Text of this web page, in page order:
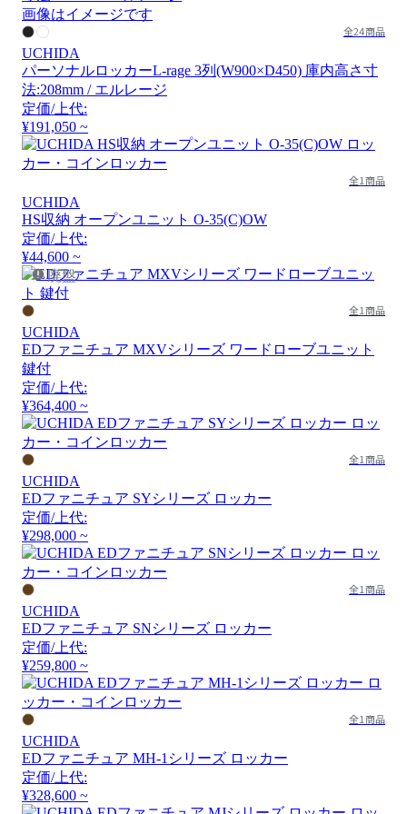
画像はイメージです
全24商品
UCHIDA
パーソナルロッカーL-rage 3列(W900×D450) 庫内高さ寸
法:208mm / エルレージ
定価/上代:
¥191,050 ~
全1商品
UCHIDA
HS収納 オープンユニット O-35(C)OW
定価/上代:
¥44,600 ~
廃盤
全1商品
UCHIDA
EDファニチュア MXVシリーズ ワードローブユニット
鍵付
定価/上代:
¥364,400 ~
全1商品
UCHIDA
EDファニチュア SYシリーズ ロッカー
定価/上代:
¥298,000 ~
全1商品
UCHIDA
EDファニチュア SNシリーズ ロッカー
定価/上代:
¥259,800 ~
全1商品
UCHIDA
EDファニチュア MH-1シリーズ ロッカー
定価/上代:
¥328,600 ~